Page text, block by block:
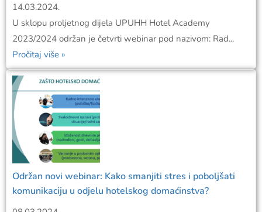
14.03.2024.
U sklopu proljetnog dijela UPUHH Hotel Academy
2023/2024 održan je četvrti webinar pod nazivom: Rad...
Pročitaj više »
Održan novi webinar: Kako smanjiti stres i poboljšati
komunikaciju u odjelu hotelskog domaćinstva?